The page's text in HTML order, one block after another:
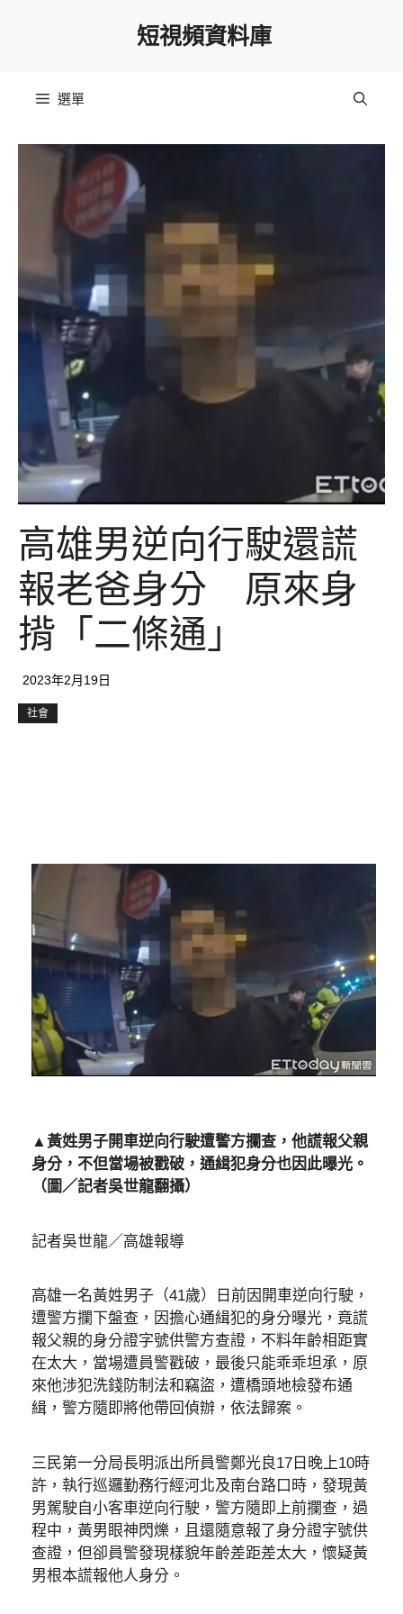
短視頻資料庫
選單
高雄男逆向行駛還謊
報老爸身分 原來身
揹「二條通」
2023年2月19日
社會
▲黃姓男子開車逆向行駛遭警方攔查，他謊報父親
身分，不但當場被戳破，通緝犯身分也因此曝光。
（圖／記者吳世龍翻攝）
記者吳世龍／高雄報導
高雄一名黃姓男子（41歲）日前因開車逆向行駛，
遭警方攔下盤查，因擔心通緝犯的身分曝光，竟謊
報父親的身分證字號供警方查證，不料年齡相距實
在太大，當場遭員警戳破，最後只能乖乖坦承，原
來他涉犯洗錢防制法和竊盜，遭橋頭地檢發布通
緝，警方隨即將他帶回偵辦，依法歸案。
三民第一分局長明派出所員警鄭光良17日晚上10時
許，執行巡邏勤務行經河北及南台路口時，發現黃
男駕駛自小客車逆向行駛，警方隨即上前攔查，過
程中，黃男眼神閃爍，且還隨意報了身分證字號供
查證，但卻員警發現樣貌年齡差距差太大，懷疑黃
男根本謊報他人身分。